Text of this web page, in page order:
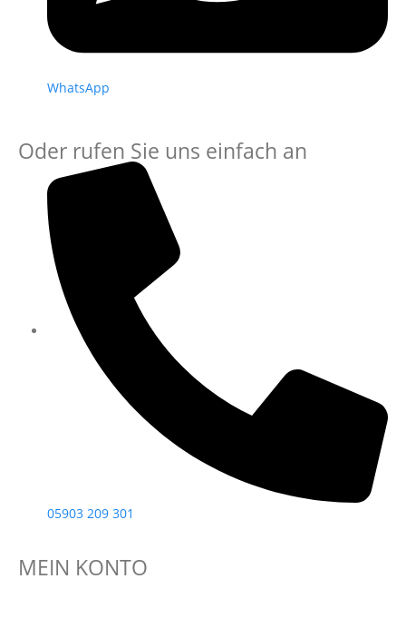
WhatsApp
Oder rufen Sie uns einfach an
05903 209 301
MEIN KONTO